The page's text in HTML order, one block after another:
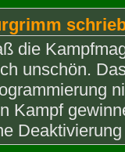
die
unschön.
Kampf